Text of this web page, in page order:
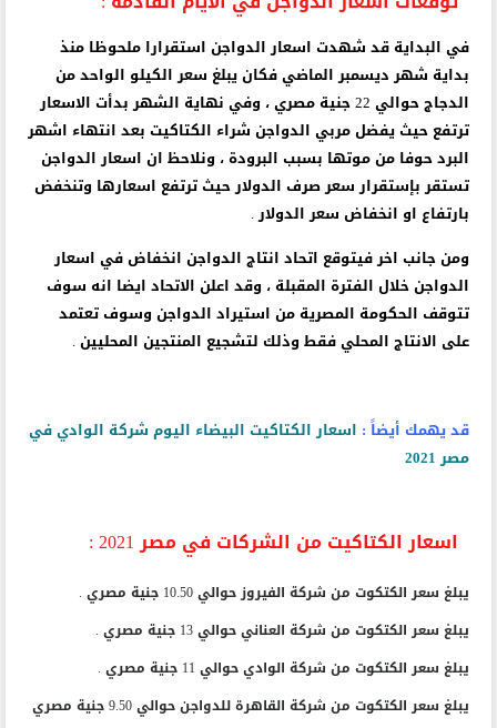
في البداية قد شهدت اسعار الدواجن استقرارا ملحوظا منذ
بداية شهر ديسمبر الماضي فكان يبلغ سعر الكيلو الواحد من
الدجاج حوالي 22 جنية مصري ، وفي نهاية الشهر بدأت الاسعار
ترتفع حيث يفضل مربي الدواجن شراء الكتاكيت بعد انتهاء اشهر
البرد حوفا من موتها بسبب البرودة ، ونلاحظ ان اسعار الدواجن
تستقر بإستقرار سعر صرف الدولار حيث ترتفع اسعارها وتنخفض
بارتفاع او انخفاض سعر الدولار .
ومن جانب اخر فيتوقع اتحاد انتاج الدواجن انخفاض في اسعار
الدواجن خلال الفترة المقبلة ، وقد اعلن الاتحاد ايضا انه سوف
تتوقف الحكومة المصرية من استيراد الدواجن وسوف تعتمد
على الانتاج المحلي فقط وذلك لتشجيع المنتجين المحليين .
قد يهمك أيضاً : اسعار الكتاكيت البيضاء اليوم شركة الوادي في
مصر 2021
اسعار الكتاكيت من الشركات في مصر 2021 :
يبلغ سعر الكتكوت من شركة الفيروز حوالي 10.50 جنية مصري .
يبلغ سعر الكتكوت من شركة العناني حوالي 13 جنية مصري .
يبلغ سعر الكتكوت من شركة الوادي حوالي 11 جنية مصري .
يبلغ سعر الكتكوت من شركة القاهرة للدواجن حوالي 9.50 جنية مصري